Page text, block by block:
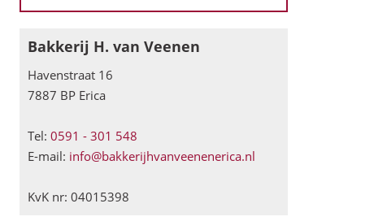
Bakkerij H. van Veenen
Havenstraat 16
7887 BP Erica
Tel: 0591 - 301 548
E-mail: info@bakkerijhvanveenenerica.nl
KvK nr: 04015398